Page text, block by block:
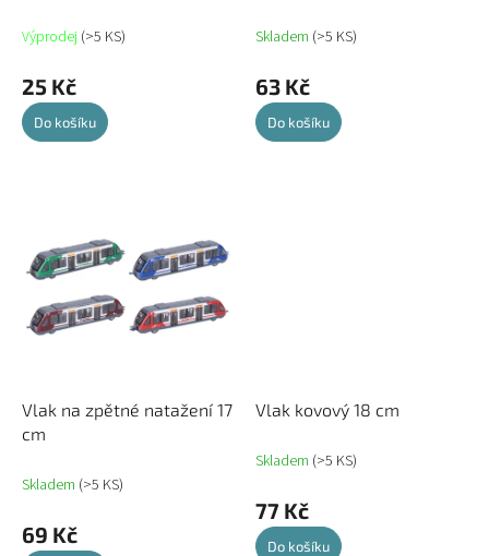
ů
Výprodej (>5 KS)
25 Kč
Do košíku
Skladem (>5 KS)
63 Kč
Do košíku
Vlak na zpětné natažení 17
cm
Skladem (>5 KS)
69 Kč
Vlak kovový 18 cm
Skladem (>5 KS)
77 Kč
Do košíku